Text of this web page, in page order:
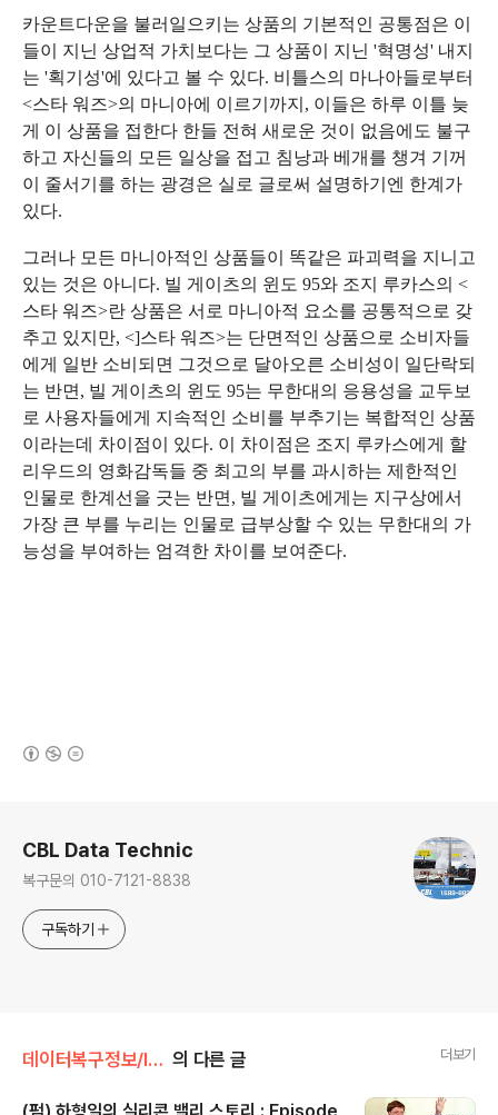
카운트다운을 불러일으키는 상품의 기본적인 공통점은 이
들이 지닌 상업적 가치보다는 그 상품이 지닌 '혁명성' 내지
는 '획기성'에 있다고 볼 수 있다. 비틀스의 마나아들로부터
<스타 워즈>의 마니아에 이르기까지, 이들은 하루 이틀 늦
게 이 상품을 접한다 한들 전혀 새로운 것이 없음에도 불구
하고 자신들의 모든 일상을 접고 침낭과 베개를 챙겨 기꺼
이 줄서기를 하는 광경은 실로 글로써 설명하기엔 한계가
있다.
그러나 모든 마니아적인 상품들이 똑같은 파괴력을 지니고
있는 것은 아니다. 빌 게이츠의 윈도 95와 조지 루카스의 <
스타 워즈>란 상품은 서로 마니아적 요소를 공통적으로 갖
추고 있지만, <]스타 워즈>는 단면적인 상품으로 소비자들
에게 일반 소비되면 그것으로 달아오른 소비성이 일단락되
는 반면, 빌 게이츠의 윈도 95는 무한대의 응용성을 교두보
로 사용자들에게 지속적인 소비를 부추기는 복합적인 상품
이라는데 차이점이 있다. 이 차이점은 조지 루카스에게 할
리우드의 영화감독들 중 최고의 부를 과시하는 제한적인
인물로 한계선을 긋는 반면, 빌 게이츠에게는 지구상에서
가장 큰 부를 누리는 인물로 급부상할 수 있는 무한대의 가
능성을 부여하는 엄격한 차이를 보여준다.
CBL Data Technic
복구문의 010-7121-8838
구독하기
데이터복구정보/IT NEWS 의 다른 글 더보기